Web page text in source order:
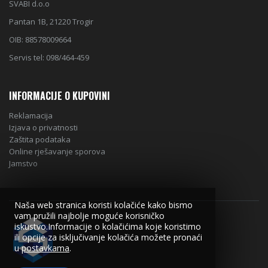
SVABI d.o.o
Pantan 1B, 21220 Trogir
OIB: 88578009664
Servis tel: 098/464-459
INFORMACIJE O KUPOVINI
Reklamacija
Izjava o privatnosti
Zaštita podataka
Online rješavanje sporova
Jamstvo
Naša web stranica koristi kolačiće kako bismo
vam pružili najbolje moguće korisničko
iskustvo.Informacije o kolačićima koje koristimo
ili opcije za isključivanje kolačića možete pronaći
upostavkama.